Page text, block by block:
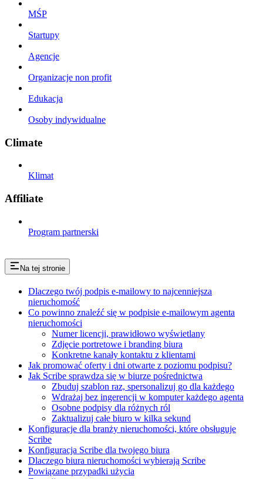
MŚP
Startupy
Agencje
Organizacje non profit
Edukacja
Osoby indywidualne
Climate
Klimat
Affiliate
Program partnerski
Na tej stronie
Dlaczego twój podpis e-mailowy to najcenniejsza
nieruchomość
Co powinno znaleźć się w podpisie e-mailowym agenta
nieruchomości
Numer licencji, prawidłowo wyświetlany
Zdjęcie portretowe i branding biura
Konkretne kanały kontaktu z klientami
Jak promować oferty i dni otwarte z poziomu podpisu?
Jak Scribe sprawdza się w biurze pośrednictwa
Zbuduj szablon raz, spersonalizuj go dla każdego
Wdrażaj bez ingerencji w komputer każdego agenta
Osobne podpisy dla różnych ról
Zaktualizuj całe biuro w kilka sekund
Konfiguracje dla branży nieruchomości, które obsługuje
Scribe
Konfiguracja Scribe dla twojego biura
Dlaczego biura nieruchomości wybierają Scribe
Powiązane przypadki użycia